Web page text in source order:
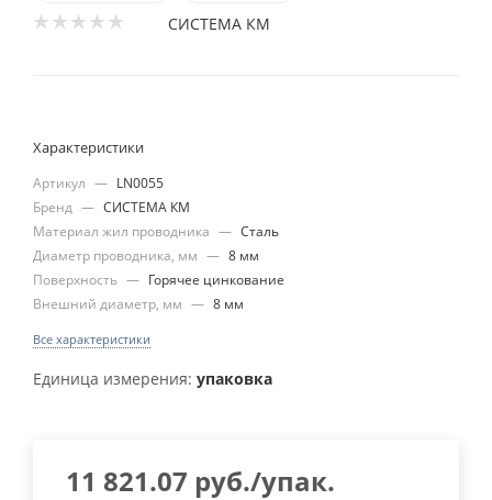
СИСТЕМА КМ
Характеристики
Артикул — LN0055
Бренд — СИСТЕМА КМ
Материал жил проводника — Сталь
Диаметр проводника, мм — 8 мм
Поверхность — Горячее цинкование
Внешний диаметр, мм — 8 мм
Все характеристики
Единица измерения: упаковка
11 821.07 руб./упак.